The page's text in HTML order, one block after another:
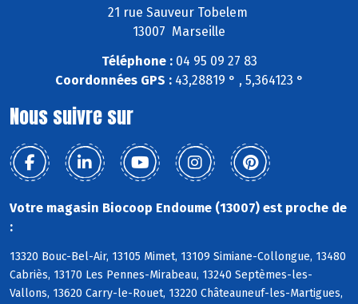
21 rue Sauveur Tobelem
13007 Marseille
Téléphone :04 95 09 27 83
Coordonnées GPS :43,28819 ° , 5,364123 °
Nous suivre sur
Votre magasin Biocoop Endoume (13007) est proche de
:
13320 Bouc-Bel-Air, 13105 Mimet, 13109 Simiane-Collongue, 13480
Cabriès, 13170 Les Pennes-Mirabeau, 13240 Septèmes-les-
Vallons, 13620 Carry-le-Rouet, 13220 Châteauneuf-les-Martigues,